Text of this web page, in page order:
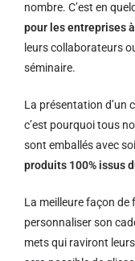
nombre. C’est en
pour les entreprises
leurs collaborateurs
séminaire.
La présentation d’un
c’est pourquoi tous
sont emballés avec
produits 100% issus
La meilleure façon de
personnaliser son
mets qui raviront